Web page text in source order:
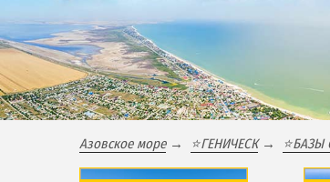
Развлечения в Кирилловке
Проезд в Кирилловку
БАЗЫ ОТДЫХА И ОТЕЛИ КИРИЛЛОВКИ
Федотова коса
Коса Пересыпь
Центр Кирилловки
Азовское море ⭐️ГЕНИЧЕСК ⭐️БАЗЫ